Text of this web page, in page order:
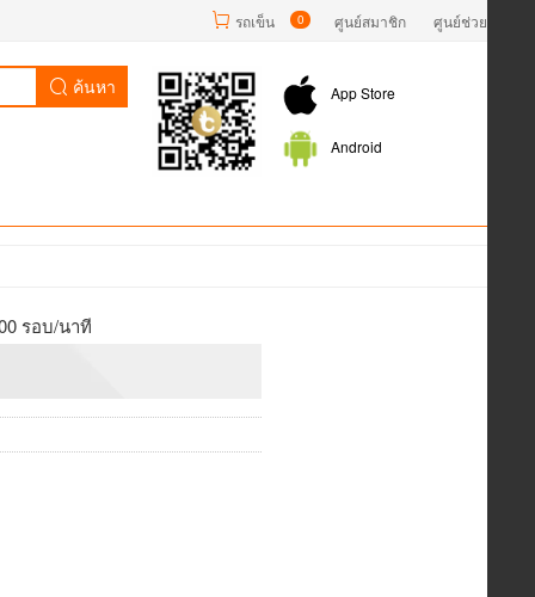
รถเข็น 0 ศูนย์สมาชิก ศูนย์ช่วยเหลือ
ค้นหา App Store
Android
รอบ/นาที